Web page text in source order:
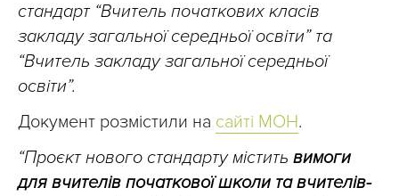
стандарт “Вчитель початкових класів
закладу загальної середньої освіти” та
“Вчитель закладу загальної середньої
освіти”.
Документ розмістили на сайті МОН.
“Проєкт нового стандарту містить вимоги
для вчителів початкової школи та вчителів-